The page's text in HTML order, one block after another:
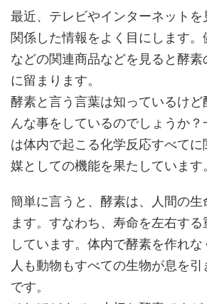
最近、テレビやインターネットを
関係した情報をよく目にします。
などの関連商品などを見ると酵素
に留まります。
酵素と言う言葉は知っているけ
んな事をしているのでしょうか
は体内で起こる化学反応すべて
媒としての機能を果たしています
簡単に言うと、酵素は、人間の
ます。すなわち、寿命を左右す
しています。体内で酵素を作れな
人も動物もすべての生物が息を
です。